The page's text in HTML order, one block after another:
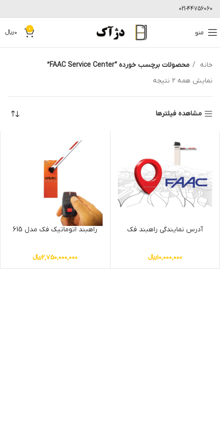
021-44756060
منو 0
0﷼
خانه
محصولات برچسب خورده “FAAC Service Center”
نمایش همه 2 نتیجه
مشاهده فیلترها
آدرس نمایندگی راهبند فک
10,000,000﷼
راهبند اتوماتیک فک مدل 615
2,750,000,000﷼